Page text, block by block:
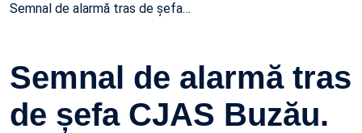
Semnal de alarmă tras de șefa…
Semnal de alarmă tras
de șefa CJAS Buzău.